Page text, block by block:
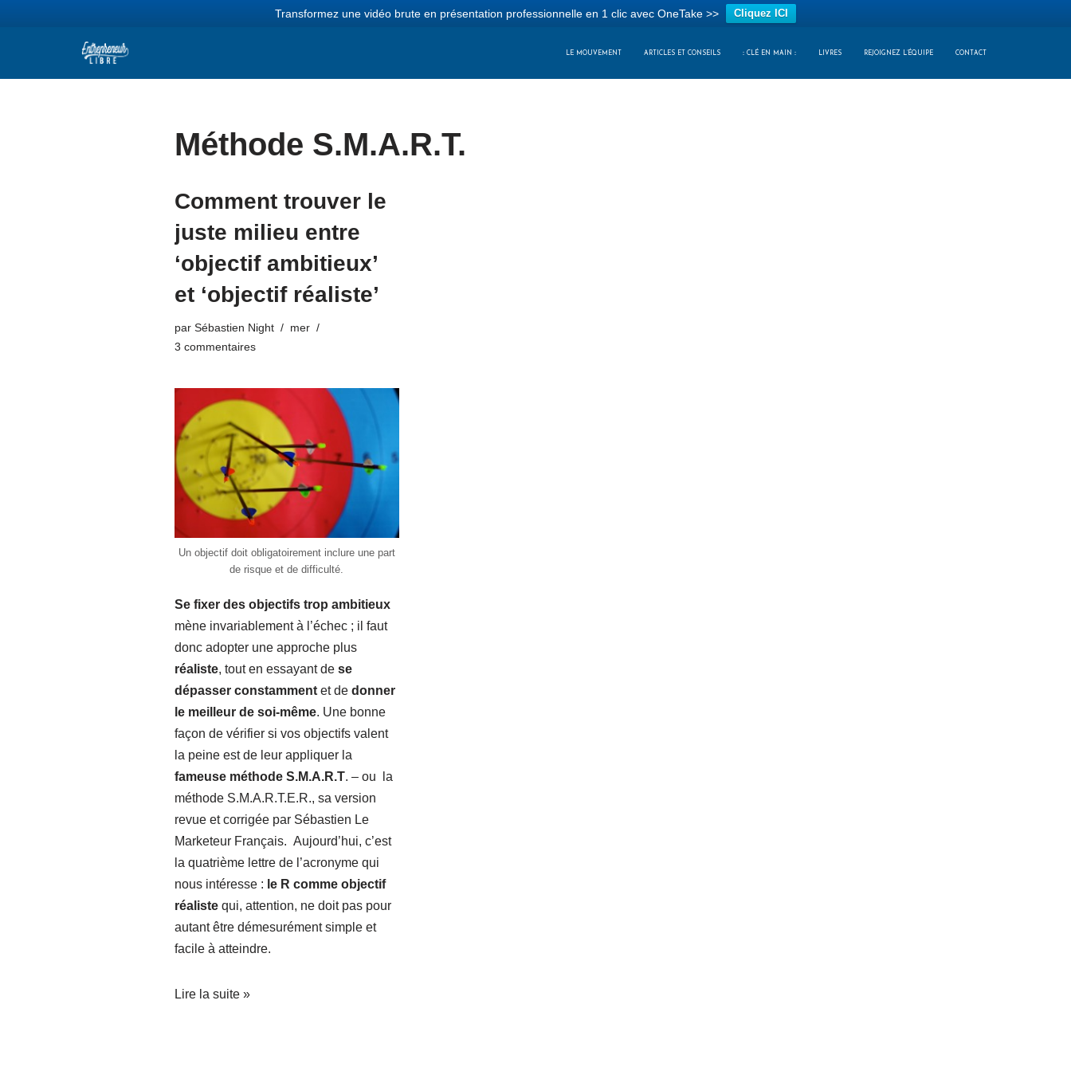
Transformez une vidéo brute en présentation professionnelle en 1 clic avec OneTake >> Cliquez ICI
LE MOUVEMENT ARTICLES ET CONSEILS :: CLÉ EN MAIN :: LIVRES REJOIGNEZ L’ÉQUIPE CONTACT
Méthode S.M.A.R.T.
Comment trouver le
juste milieu entre
‘objectif ambitieux’
et ‘objectif réaliste’
par Sébastien Night
mer
3 commentaires
Un objectif doit obligatoirement inclure une part
de risque et de difficulté.
Se fixer des objectifs trop ambitieux
mène invariablement à l’échec ; il faut
donc adopter une approche plus
réaliste, tout en essayant de se
dépasser constamment et de donner
le meilleur de soi-même. Une bonne
façon de vérifier si vos objectifs valent
la peine est de leur appliquer la
fameuse méthode S.M.A.R.T. – ou
la
méthode S.M.A.R.T.E.R., sa version
revue et corrigée par Sébastien Le
Marketeur Français. Aujourd’hui, c’est
la quatrième lettre de l’acronyme qui
nous intéresse : le R comme objectif
réaliste qui, attention, ne doit pas pour
autant être démesurément simple et
facile à atteindre.
Lire la suite »